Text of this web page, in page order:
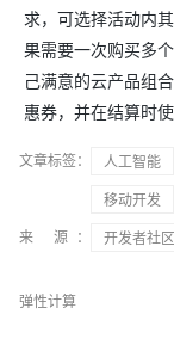
求，可选择活动内
果需要一次购买多
己满意的云产品组
惠券，并在结算时使
文章标签： 人工智能
移动开发
来 源：
开发者社区
弹性计算